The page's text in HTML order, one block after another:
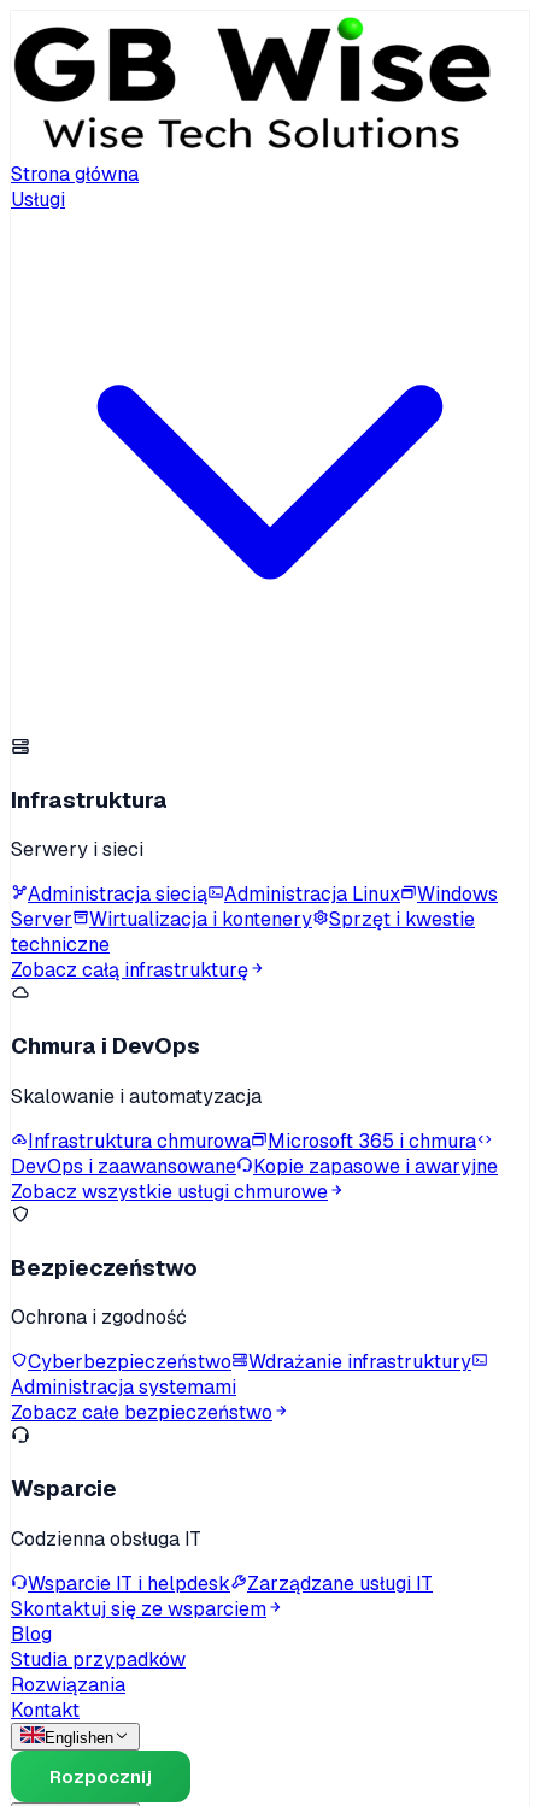
Strona główna
Usługi
Infrastruktura
Serwery i sieci
Administracja siecią
Administracja Linux
Windows
Server
Wirtualizacja i kontenery
Sprzęt i kwestie
techniczne
Zobacz całą infrastrukturę
Chmura i DevOps
Skalowanie i automatyzacja
Infrastruktura chmurowa
Microsoft 365 i chmura
DevOps i zaawansowane
Kopie zapasowe i awaryjne
Zobacz wszystkie usługi chmurowe
Bezpieczeństwo
Ochrona i zgodność
Cyberbezpieczeństwo
Wdrażanie infrastruktury
Administracja systemami
Zobacz całe bezpieczeństwo
Wsparcie
Codzienna obsługa IT
Wsparcie IT i helpdesk
Zarządzane usługi IT
Skontaktuj się ze wsparciem
Blog
Studia przypadków
Rozwiązania
Kontakt
Englishen
Rozpocznij